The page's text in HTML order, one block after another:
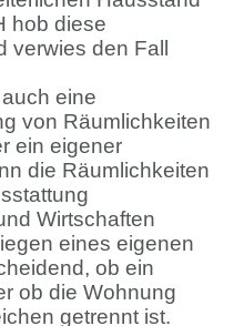
hob diese
verwies den Fall
eine
von Räumlichkeiten
ein eigener
die Räumlichkeiten
Wirtschaften
eines eigenen
ob ein
ob die Wohnung
getrennt ist.